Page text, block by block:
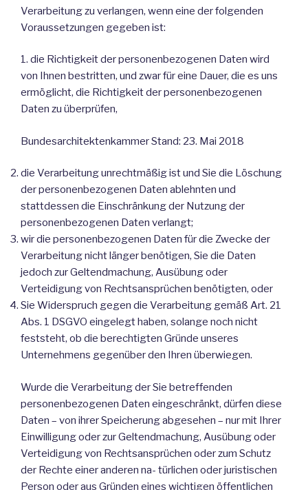
Verarbeitung zu verlangen, wenn eine der folgenden
Voraussetzungen gegeben ist:
1. die Richtigkeit der personenbezogenen Daten wird
von Ihnen bestritten, und zwar für eine Dauer, die es uns
ermöglicht, die Richtigkeit der personenbezogenen
Daten zu überprüfen,
Bundesarchitektenkammer Stand: 23. Mai 2018
die Verarbeitung unrechtmäßig ist und Sie die Löschung
der personenbezogenen Daten ablehnten und
stattdessen die Einschränkung der Nutzung der
personenbezogenen Daten verlangt;
wir die personenbezogenen Daten für die Zwecke der
Verarbeitung nicht länger benötigen, Sie die Daten
jedoch zur Geltendmachung, Ausübung oder
Verteidigung von Rechtsansprüchen benötigten, oder
Sie Widerspruch gegen die Verarbeitung gemäß Art. 21
Abs. 1 DSGVO eingelegt haben, solange noch nicht
feststeht, ob die berechtigten Gründe unseres
Unternehmens gegenüber den Ihren überwiegen.
Wurde die Verarbeitung der Sie betreffenden
personenbezogenen Daten eingeschränkt, dürfen diese
Daten – von ihrer Speicherung abgesehen – nur mit Ihrer
Einwilligung oder zur Geltendmachung, Ausübung oder
Verteidigung von Rechtsansprüchen oder zum Schutz
der Rechte einer anderen na- türlichen oder juristischen
Person oder aus Gründen eines wichtigen öffentlichen